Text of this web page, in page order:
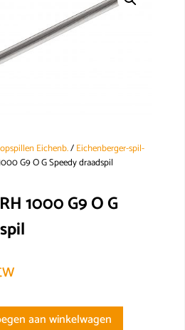
Eichenb./Eichenberger-spil-
G9 O G Speedy draadspil
1000 G9 O G
aan winkelwagen